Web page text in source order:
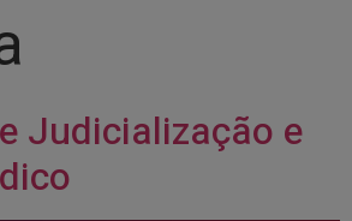
Judicialização e